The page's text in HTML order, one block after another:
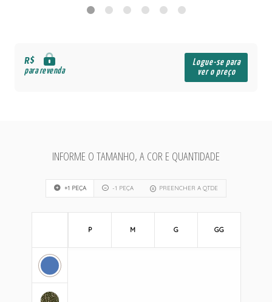
R$
para revenda
Logue-se para
ver o preço
INFORME O TAMANHO, A COR E QUANTIDADE
+1 PEÇA -1 PEÇA PREENCHER A QTDE
P M G GG